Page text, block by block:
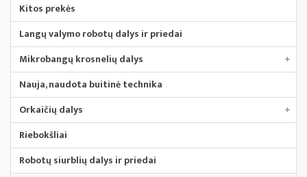
Kitos prekės
Langų valymo robotų dalys ir priedai
Mikrobangų krosnelių dalys
+
Nauja, naudota buitinė technika
Orkaičių dalys
+
Riebokšliai
Robotų siurblių dalys ir priedai